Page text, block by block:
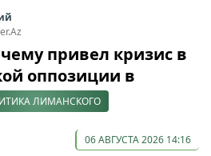
привел кризис в
оппозиции в
ЛИМАНСКОГО
06 АВГУСТА 2026 14:16